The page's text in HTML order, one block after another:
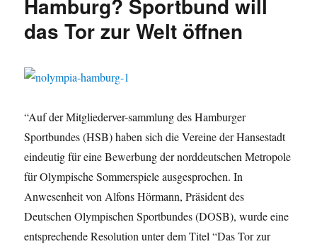
–
das Tor zur Welt öffnen
“Auf der Mitgliederver-sammlung des Hamburger
Sportbundes (HSB) haben sich die Vereine der Hansestadt
eindeutig für eine Bewerbung der norddeutschen Metropole
für Olympische Sommerspiele ausgesprochen. In
Anwesenheit von Alfons Hörmann, Präsident des
Deutschen Olympischen Sportbundes (DOSB), wurde eine
entsprechende Resolution unter dem Titel “Das Tor zur